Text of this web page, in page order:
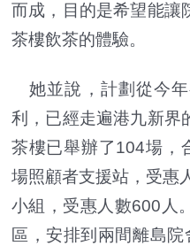
而成，目的是希望能讓
茶樓飲茶的體驗。
她並說，計劃從今
利，已經走遍港九新界
茶樓已舉辦了104場，
場照顧者支援站，受惠
小組，受惠人數600人
區，安排到兩間離島